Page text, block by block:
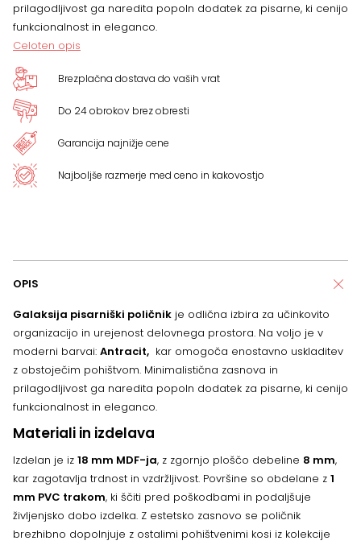
prilagodljivost ga naredita popoln dodatek za pisarne, ki cenijo
funkcionalnost in eleganco.
Celoten opis
Brezplačna dostava do vaših vrat
Do 24 obrokov brez obresti
Garancija najnižje cene
Najboljše razmerje med ceno in kakovostjo
OPIS
Galaksija pisarniški poličnik je odlična izbira za učinkovito
organizacijo in urejenost delovnega prostora. Na voljo je v
moderni barvai: Antracit, kar omogoča enostavno uskladitev
z obstoječim pohištvom. Minimalistična zasnova in
prilagodljivost ga naredita popoln dodatek za pisarne, ki cenijo
funkcionalnost in eleganco.
Materiali in izdelava
Izdelan je iz 18 mm MDF-ja, z zgornjo ploščo debeline 8 mm,
kar zagotavlja trdnost in vzdržljivost. Površine so obdelane z 1
mm PVC trakom, ki ščiti pred poškodbami in podaljšuje
življenjsko dobo izdelka. Z estetsko zasnovo se poličnik
brezhibno dopolnjuje z ostalimi pohištvenimi kosi iz kolekcije